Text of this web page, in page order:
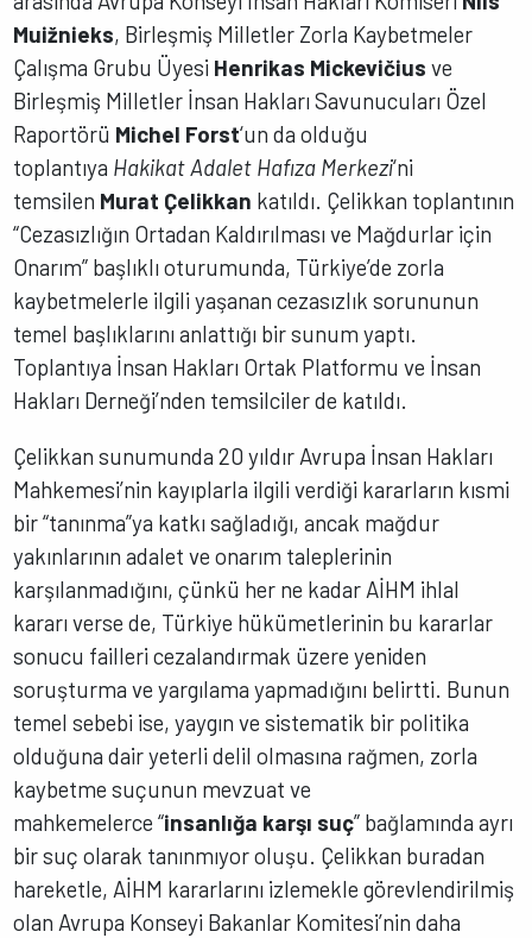
Muižnieks, Birleşmiş Milletler Zorla Kaybetmeler
Çalışma Grubu Üyesi Henrikas Mickevičius ve
Birleşmiş Milletler İnsan Hakları Savunucuları Özel
Raportörü Michel Forst‘un da olduğu
toplantıya Hakikat Adalet Hafıza Merkezi‘ni
temsilen Murat Çelikkan katıldı. Çelikkan toplantının
“Cezasızlığın Ortadan Kaldırılması ve Mağdurlar için
Onarım” başlıklı oturumunda, Türkiye’de zorla
kaybetmelerle ilgili yaşanan cezasızlık sorununun
temel başlıklarını anlattığı bir sunum yaptı.
Toplantıya İnsan Hakları Ortak Platformu ve İnsan
Hakları Derneği’nden temsilciler de katıldı.
Çelikkan sunumunda 20 yıldır Avrupa İnsan Hakları
Mahkemesi’nin kayıplarla ilgili verdiği kararların kısmi
bir “tanınma”ya katkı sağladığı, ancak mağdur
yakınlarının adalet ve onarım taleplerinin
karşılanmadığını, çünkü her ne kadar AİHM ihlal
kararı verse de, Türkiye hükümetlerinin bu kararlar
sonucu failleri cezalandırmak üzere yeniden
soruşturma ve yargılama yapmadığını belirtti. Bunun
temel sebebi ise, yaygın ve sistematik bir politika
olduğuna dair yeterli delil olmasına rağmen, zorla
kaybetme suçunun mevzuat ve
mahkemelerce “insanlığa karşı suç” bağlamında ayrı
bir suç olarak tanınmıyor oluşu. Çelikkan buradan
hareketle, AİHM kararlarını izlemekle görevlendirilmiş
olan Avrupa Konseyi Bakanlar Komitesi’nin daha